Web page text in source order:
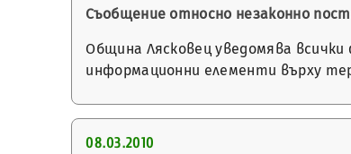
Съобщение относно незаконно
Община Лясковец уведомява
информационни елементи върху
08.03.2010